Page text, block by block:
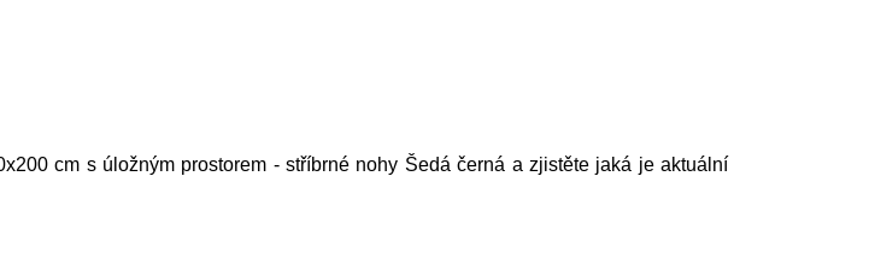
cm s úložným prostorem - stříbrné nohy Šedá černá a zjistěte jaká je aktuální